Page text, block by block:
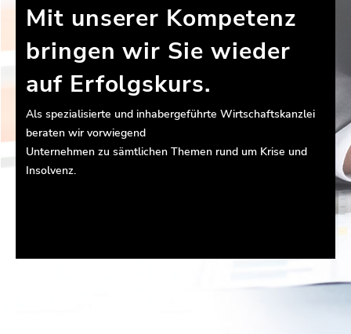
Mit unserer Kompetenz
bringen wir Sie wieder
auf Erfolgskurs.
Als spezialisierte und inhabergeführte Wirtschaftskanzlei
beraten wir vorwiegend
Unternehmen zu sämtlichen Themen rund um Krise und
Insolvenz.